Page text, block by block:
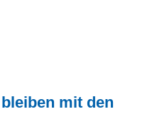
mit den